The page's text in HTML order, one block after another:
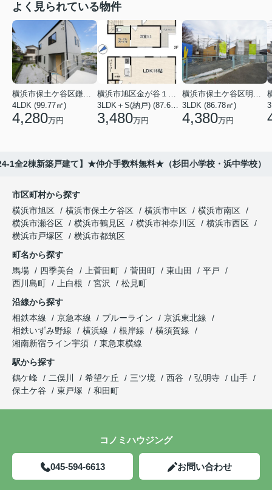
よく見られている物件
横浜市保土ケ谷区鎌谷町
4LDK (99.77㎡)
4,280万円
横浜市旭区金が谷１丁目
3LDK＋S(納戸) (87.61㎡)
3,480万円
横浜市保土ケ谷区明神台
3LDK (86.78㎡)
4,380万円
1全2棟新築戸建て】★仲介手数料無料★（杉田小学校・浜中学校）
市区町村から探す
横浜市旭区
横浜市保土ケ谷区 横浜市中区
横浜市南区
横浜市瀬谷区
横浜市鶴見区 横浜市神奈川区
横浜市西区
横浜市戸塚区
横浜市都筑区
町名から探す
馬場
四季美台 上菅田町 菅田町 東山田
平戸
西川島町
上白根 宮沢
松見町
沿線から探す
相鉄本線
京急本線 ブルーライン
京浜東北線
相鉄いずみ野線
横浜線 根岸線
横須賀線
湘南新宿ライン宇須
東急東横線
駅から探す
鶴ケ峰
二俣川 希望ケ丘 三ツ境 西谷 弘明寺
山手
保土ケ谷
東戸塚 和田町
コノミハウジング
045-594-6613 お問い合わせ